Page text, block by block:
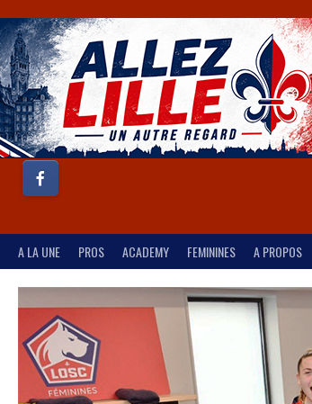
A LA UNE PROS ACADEMY FEMININES A PROPOS